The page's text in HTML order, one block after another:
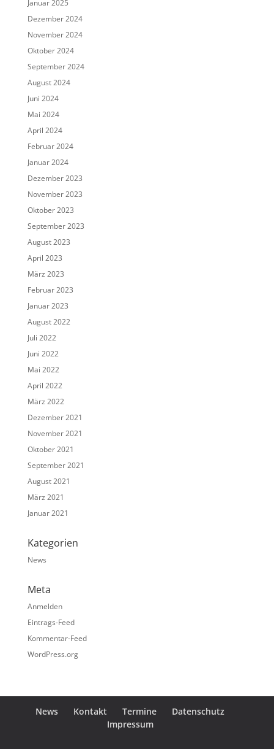
Januar 2025
Dezember 2024
November 2024
Oktober 2024
September 2024
August 2024
Juni 2024
Mai 2024
April 2024
Februar 2024
Januar 2024
Dezember 2023
November 2023
Oktober 2023
September 2023
August 2023
April 2023
März 2023
Februar 2023
Januar 2023
August 2022
Juli 2022
Juni 2022
Mai 2022
April 2022
März 2022
Dezember 2021
November 2021
Oktober 2021
September 2021
August 2021
März 2021
Januar 2021
Kategorien
News
Meta
Anmelden
Eintrags-Feed
Kommentar-Feed
WordPress.org
News Kontakt Termine
Datenschutz
Impressum